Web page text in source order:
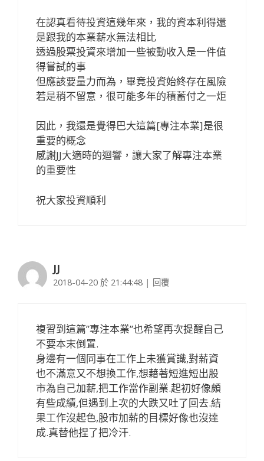
在認真看待投資這幾年來，我的資本利得還
是跟我的本業薪水無法相比
透過股票投資來增加一些被動收入是一件值
得嘗試的事
但應該要量力而為，畢竟投資始終存在風險
若是稍不留意，很可能多年的積蓄付之一炬
因此，我還是覺得巴大這篇[專注本業]是很
重要的概念
感謝JJ大適時的迴響，讓大家了解專注本業
的重要性
祝大家投資順利
JJ
2018-04-20 於 21:44:48 | 回覆
複習到這篇”專注本業”也希望再次提醒自己
不要本末倒置.
身邊有一個同事在工作上未獲賞識,對薪資
也不滿意又不想換工作,想藉著短進短出股
市為自己加薪,把工作當作副業.起初好像頗
有些成績,但遇到上次的大跌又吐了回去.結
果工作沒起色,股市加薪的目標好像也沒達
成.真替他捏了把冷汗.